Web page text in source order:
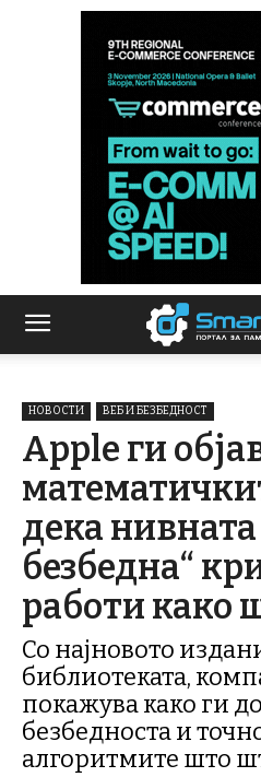
НОВОСТИ ВЕБ И БЕЗБЕДНОСТ
Apple ги
дека
безбедна“
работи како
Со најновото
библиотеката,
покажува како ги
безбедноста и
алгоритмите што